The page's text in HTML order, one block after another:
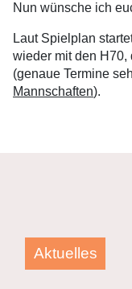
Nun wünsche ich
Laut Spielplan
wieder mit den H70,
(genaue Termine
Mannschaften).
Aktuelles